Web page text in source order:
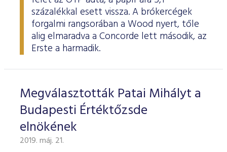
százalékkal esett vissza. A brókercégek
forgalmi rangsorában a Wood nyert, tőle
alig elmaradva a Concorde lett második, az
Erste a harmadik.
Megválasztották Patai Mihályt a
Budapesti Értéktőzsde
elnökének
2019. máj. 21.